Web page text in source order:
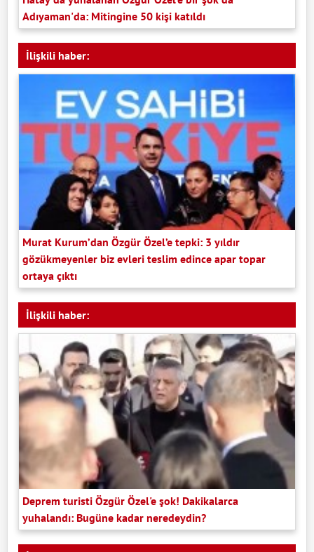
Adıyaman'da: Mitingine 50 kişi katıldı
İlişkili haber:
Murat Kurum’dan Özgür Özel’e tepki: 3 yıldır
gözükmeyenler biz evleri teslim edince apar topar
ortaya çıktı
İlişkili haber:
Deprem turisti Özgür Özel'e şok! Dakikalarca
yuhalandı: Bugüne kadar neredeydin?